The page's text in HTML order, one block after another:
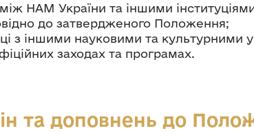
НАМ України та іншими
до затвердженого Положення;
з іншими науковими та культурними
заходах та програмах.
та доповнень до